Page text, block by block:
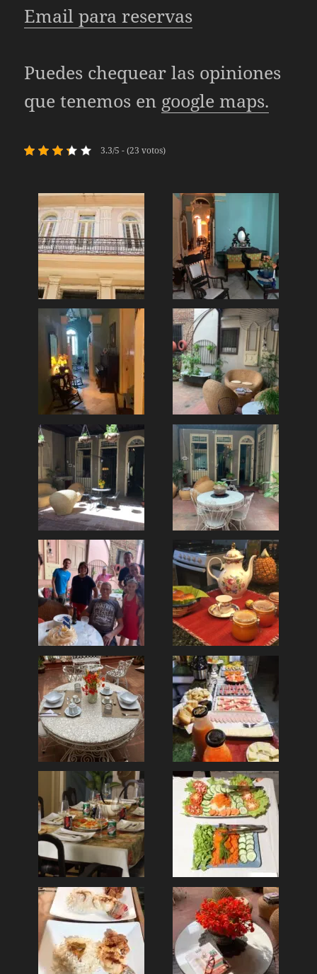
Email para reservas
Puedes chequear las opiniones
que tenemos en google maps.
3.3/5 - (23 votos)